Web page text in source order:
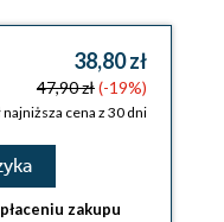
38,80 zł
47,90 zł(-19%)
najniższa cena z 30 dni
zakupu